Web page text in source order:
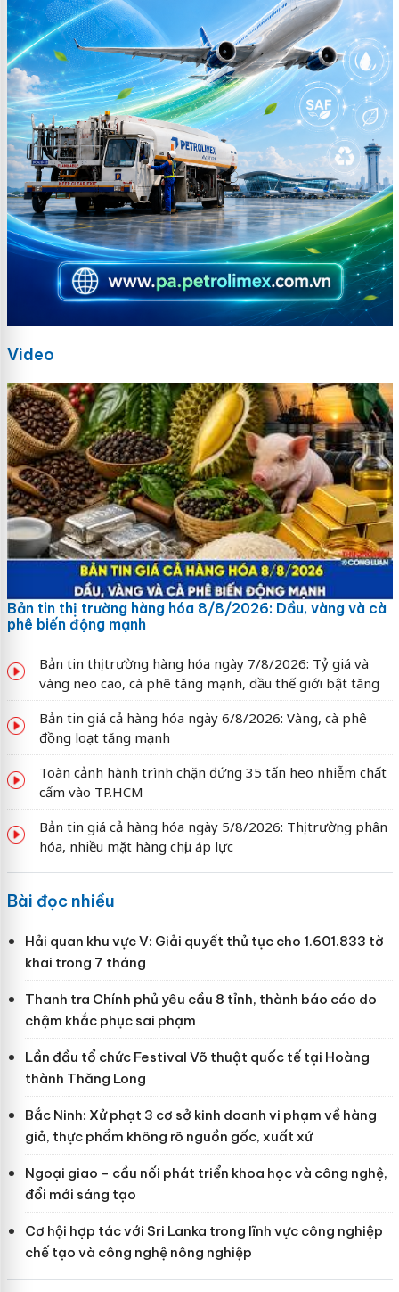
Video
Bản tin thị trường hàng hóa 8/8/2026: Dầu, vàng và cà
phê biến động mạnh
Bản tin thị trường hàng hóa ngày 7/8/2026: Tỷ giá và
vàng neo cao, cà phê tăng mạnh, dầu thế giới bật tăng
Bản tin giá cả hàng hóa ngày 6/8/2026: Vàng, cà phê
đồng loạt tăng mạnh
Toàn cảnh hành trình chặn đứng 35 tấn heo nhiễm chất
cấm vào TP.HCM
Bản tin giá cả hàng hóa ngày 5/8/2026: Thị trường phân
hóa, nhiều mặt hàng chịu áp lực
Bài đọc nhiều
Hải quan khu vực V: Giải quyết thủ tục cho 1.601.833 tờ
khai trong 7 tháng
Thanh tra Chính phủ yêu cầu 8 tỉnh, thành báo cáo do
chậm khắc phục sai phạm
Lần đầu tổ chức Festival Võ thuật quốc tế tại Hoàng
thành Thăng Long
Bắc Ninh: Xử phạt 3 cơ sở kinh doanh vi phạm về hàng
giả, thực phẩm không rõ nguồn gốc, xuất xứ
Ngoại giao - cầu nối phát triển khoa học và công nghệ,
đổi mới sáng tạo
Cơ hội hợp tác với Sri Lanka trong lĩnh vực công nghiệp
chế tạo và công nghệ nông nghiệp